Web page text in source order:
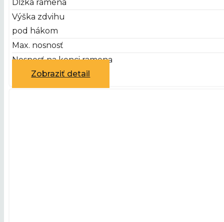
Dĺžka ramena
Výška zdvihu
pod hákom
Max. nosnosť
Nosnosť na konci ramena
Zobraziť detail